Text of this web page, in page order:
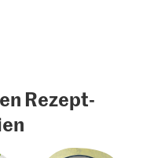
Rezept-